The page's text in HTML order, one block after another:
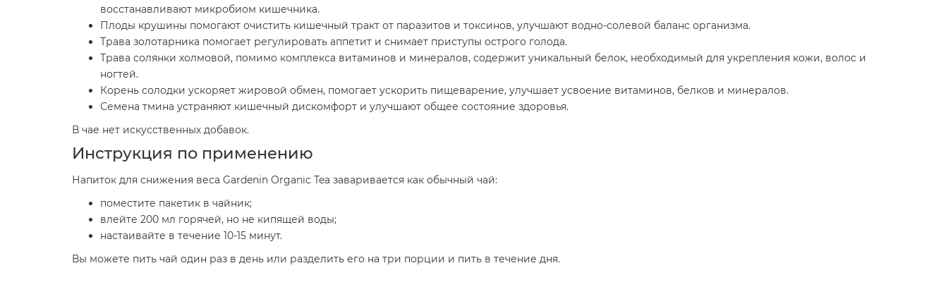
восстанавливают микробиом кишечника.
Плоды крушины помогают очистить кишечный тракт от паразитов и токсинов, улучшают водно-солевой баланс организма.
Трава золотарника помогает регулировать аппетит и снимает приступы острого голода.
Трава солянки холмовой, помимо комплекса витаминов и минералов, содержит уникальный белок, необходимый для укрепления кожи, волос и
ногтей.
Корень солодки ускоряет жировой обмен, помогает ускорить пищеварение, улучшает усвоение витаминов, белков и минералов.
Семена тмина устраняют кишечный дискомфорт и улучшают общее состояние здоровья.
В чае нет искусственных добавок.
Инструкция по применению
Напиток для снижения веса Gardenin Organic Tea заваривается как обычный чай:
поместите пакетик в чайник;
влейте 200 мл горячей, но не кипящей воды;
настаивайте в течение 10-15 минут.
Вы можете пить чай один раз в день или разделить его на три порции и пить в течение дня.